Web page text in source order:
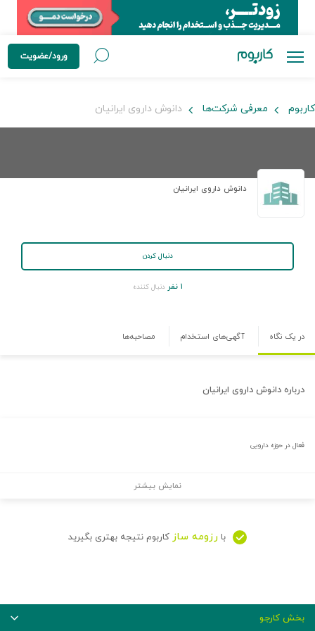
ورود/عضویت
کاربوم معرفی شرکت‌ها دانوش داروی ایرانیان
دانوش داروی ایرانیان
دنبال کردن
۱ نفر دنبال کننده
در یک نگاه آگهی‌های استخدام مصاحبه‌ها
درباره دانوش داروی ایرانیان
فعال در حوزه دارویی
نمایش بیشتر
با رزومه ساز کاربوم نتیجه بهتری بگیرید
بخش کارجو